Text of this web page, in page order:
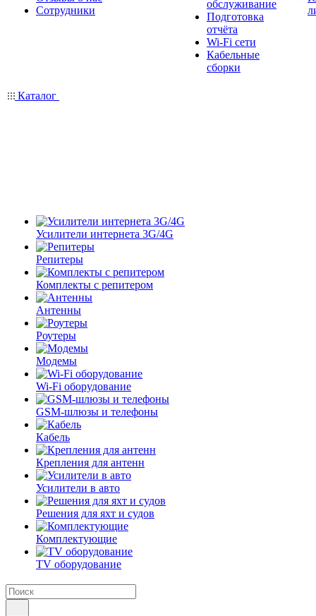
Сотрудники
обслуживание
Подготовка
отчёта
Wi-Fi сети
Кабельные
сборки
Каталог
Усилители интернета 3G/4G
Репитеры
Комплекты с репитером
Антенны
Роутеры
Модемы
Wi-Fi оборудование
GSM-шлюзы и телефоны
Кабель
Крепления для антенн
Усилители в авто
Решения для яхт и судов
Комплектующие
TV оборудование